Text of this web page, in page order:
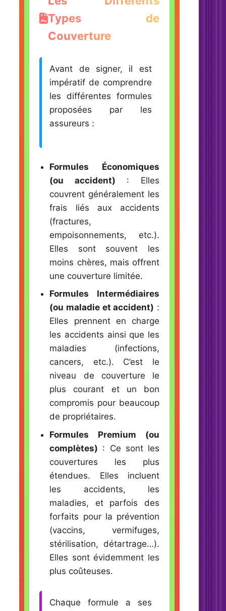
Types de
Couverture
Avant de signer, il est
impératif de comprendre
les différentes formules
proposées par les
assureurs :
Formules Économiques
(ou accident) : Elles
couvrent généralement les
frais liés aux accidents
(fractures,
empoisonnements, etc.).
Elles sont souvent les
moins chères, mais offrent
une couverture limitée.
Formules Intermédiaires
(ou maladie et accident) :
Elles prennent en charge
les accidents ainsi que les
maladies (infections,
cancers, etc.). C’est le
niveau de couverture le
plus courant et un bon
compromis pour beaucoup
de propriétaires.
Formules Premium (ou
complètes) : Ce sont les
couvertures les plus
étendues. Elles incluent
les accidents, les
maladies, et parfois des
forfaits pour la prévention
(vaccins, vermifuges,
stérilisation, détartrage…).
Elles sont évidemment les
plus coûteuses.
Chaque formule a ses